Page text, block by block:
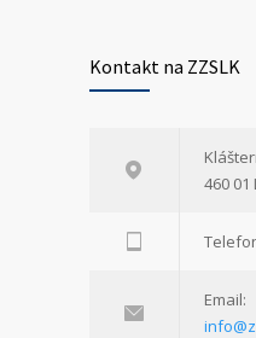
Kontakt na ZZSLK
460
Email: